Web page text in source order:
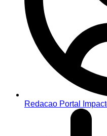
Redacao Portal